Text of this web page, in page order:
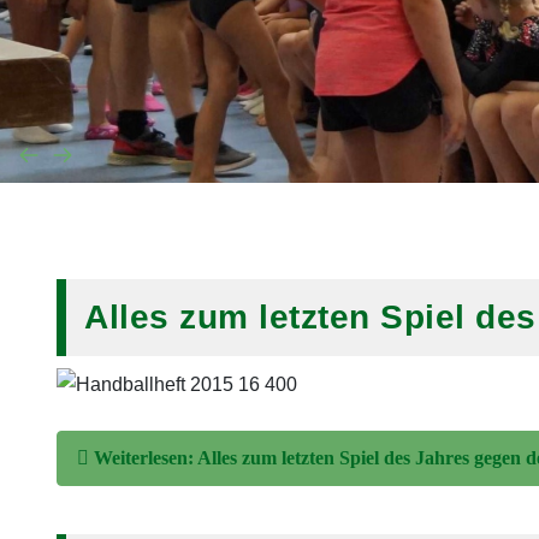
Alles zum letzten Spiel
Weiterlesen: Alles zum letzten Spiel des Jahres gegen